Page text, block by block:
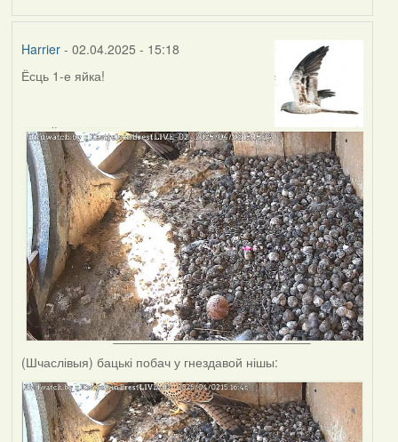
Harrier- 02.04.2025 - 15:18
Ёсць 1-е яйка!
(Шчаслівыя) бацькі побач у гнездавой нішы: